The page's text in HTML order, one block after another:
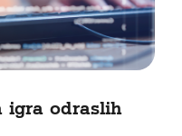
igra odraslih